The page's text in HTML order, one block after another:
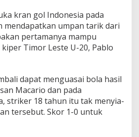
A
i
a
U
2
0
2
5
kran gol Indonesia pada
mendapatkan umpan tarik dari
pertamanya mampu
Timor Leste U-20, Pablo
dapat menguasai bola hasil
Macario dan pada
striker 18 tahun itu tak menyia-
tersebut. Skor 1-0 untuk